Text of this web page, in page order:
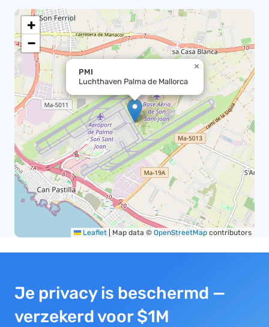
PMI
Luchthaven Palma de Mallorca
×
+
−
Leaflet Map data ©OpenStreetMap contributors
Je privacy is beschermd —
verzekerd voor $1M